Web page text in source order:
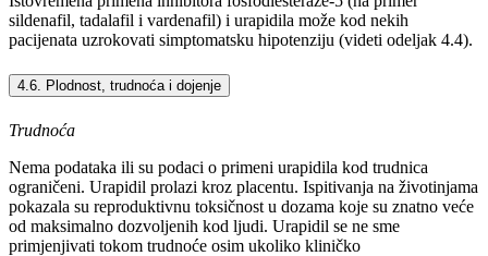
sildenafil, tadalafil i vardenafil) i urapidila može kod nekih
pacijenata uzrokovati simptomatsku hipotenziju (videti odeljak 4.4).
4.6. Plodnost, trudnoća i dojenje
Trudnoća
Nema podataka ili su podaci o primeni urapidila kod trudnica
ograničeni. Urapidil prolazi kroz placentu. Ispitivanja na životinjama
pokazala su reproduktivnu toksičnost u dozama koje su znatno veće
od maksimalno dozvoljenih kod ljudi. Urapidil se ne sme
primjenjivati tokom trudnoće osim ukoliko kliničko